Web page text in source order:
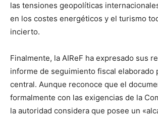
las tensiones geopolíticas
en los costes energéticos y el turismo
incierto.
Finalmente, la AIReF ha expresado sus
informe de seguimiento fiscal elaborado
central. Aunque reconoce que el
formalmente con las exigencias de la
la autoridad considera que posee un